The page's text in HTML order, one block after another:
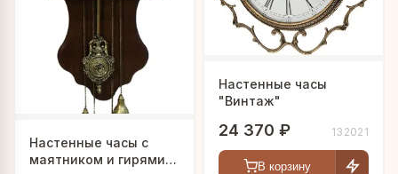
Настенные часы с
маятником и гирями
Настенные часы
"Винтаж"
24 370 ₽ 132021
В корзину